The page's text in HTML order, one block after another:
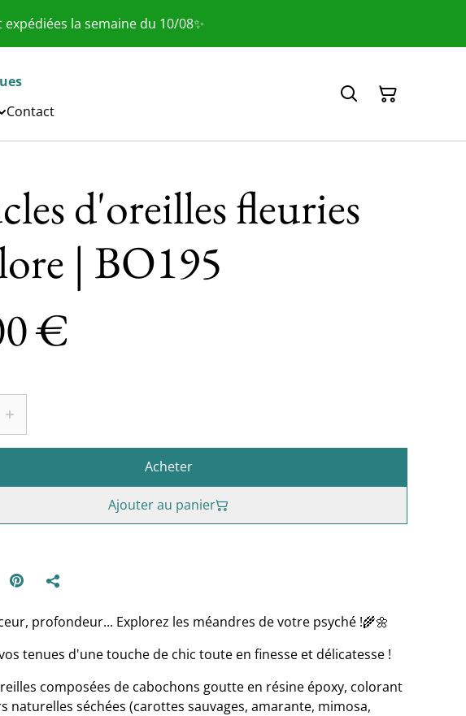
la semaine du 10/08✨
Contact
d'oreilles fleuries
| BO195
€
Acheter
Ajouter au panier
profondeur... Explorez les méandres de votre psyché !🌾🌼
tenues d'une touche de chic toute en finesse et délicatesse !
composées de cabochons goutte en résine époxy, colorant
naturelles séchées (carottes sauvages, amarante, mimosa,